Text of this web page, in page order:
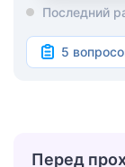
Последний
5
Перед